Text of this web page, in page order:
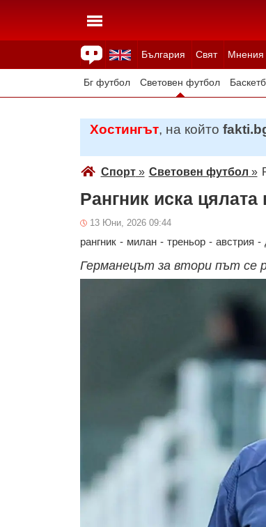
България Свят Мнения
Здраве Времето Анкети Вицове
Бг футбол Световен футбол
Хостингът, на който
Спорт» Световен футбол »
Рангник иска
13 Юни, 2026 09:44
рангник - милан - треньор - австрия -
Германецът за втори път се